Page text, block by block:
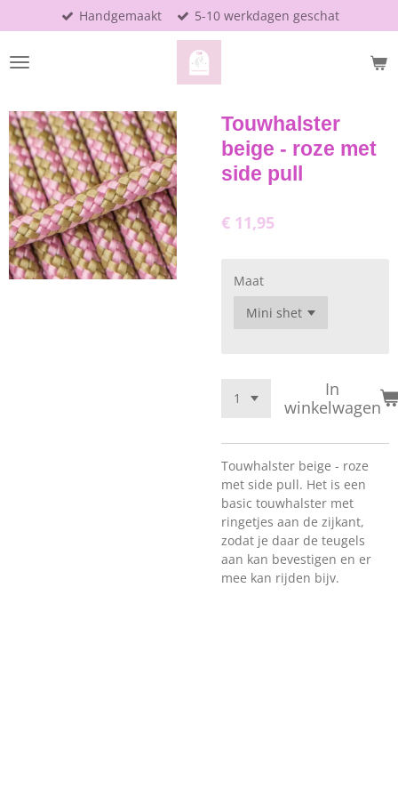
direct
naar
de
Handgemaakt 5-10 werkdagen geschat
Touwhalster
beige - roze met
side pull
€ 11,95
Maat
In
winkelwagen
Touwhalster beige - roze
met side pull. Het is een
basic touwhalster met
ringetjes aan de zijkant,
zodat je daar de teugels
aan kan bevestigen en er
mee kan rijden bijv.